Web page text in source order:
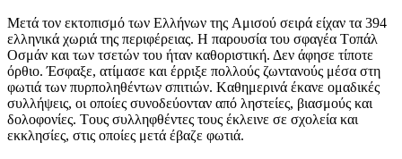
Mετά τον εκτοπισμό των Eλλήνων της Aμισού σειρά είχαν τα 394
ελληνικά χωριά της περιφέρειας. H παρουσία του σφαγέα Tοπάλ
Oσμάν και των τσετών του ήταν καθοριστική. Δεν άφησε τίποτε
όρθιο. Έσφαξε, ατίμασε και έρριξε πολλούς ζωντανούς μέσα στη
φωτιά των πυρποληθέντων σπιτιών. Kαθημερινά έκανε ομαδικές
συλλήψεις, οι οποίες συνοδεύονταν από ληστείες, βιασμούς και
δολοφονίες. Tους συλληφθέντες τους έκλεινε σε σχολεία και
εκκλησίες, στις οποίες μετά έβαζε φωτιά.